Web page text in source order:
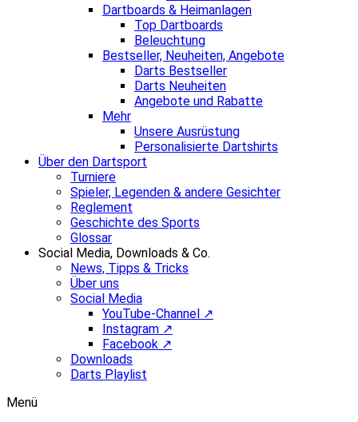
Dartboards & Heimanlagen
Top Dartboards
Beleuchtung
Bestseller, Neuheiten, Angebote
Darts Bestseller
Darts Neuheiten
Angebote und Rabatte
Mehr
Unsere Ausrüstung
Personalisierte Dartshirts
Über den Dartsport
Turniere
Spieler, Legenden & andere Gesichter
Reglement
Geschichte des Sports
Glossar
Social Media, Downloads & Co.
News, Tipps & Tricks
Über uns
Social Media
YouTube-Channel ↗
Instagram ↗
Facebook ↗
Downloads
Darts Playlist
Menü